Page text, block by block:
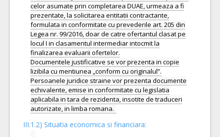
celor asumate prin completarea DUAE, urmeaza a fi
prezentate, la solicitarea entitatii contractante,
formulata in conformitate cu prevederile art. 205 din
Legea nr. 99/2016, doar de catre ofertantul clasat pe
locul I in clasamentul intermediar intocmit la
finalizarea evaluarii ofertelor.
Documentele justificative se vor prezenta in copie
lizibila cu mentiunea „conform cu originalul”.
Persoanele juridice straine vor prezenta documente
echivalente, emise in conformitate cu legislatia
aplicabila in tara de rezidenta, insotite de traduceri
III.1.2) Situatia economica si financiara: